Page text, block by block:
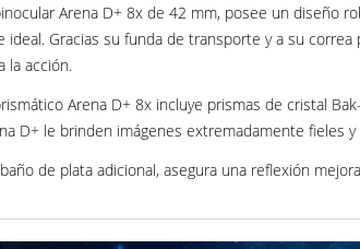
Arena D+ 8x de 42 mm, posee un diseño
ideal. Gracias su funda de transporte y a su
la acción.
Arena D+ 8x incluye prismas de cristal
D+ le brinden imágenes extremadamente fieles y
de plata adicional, asegura una reflexión